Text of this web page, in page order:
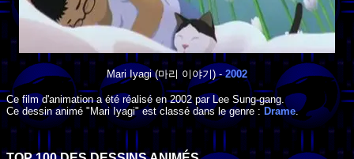
Mari Iyagi(마리 이야기) -2002
Ce film d'animation a été réalisé en2002par Lee Sung-gang
Ce dessin animé "Mari Iyagi" est classé dans le genre : Drame.